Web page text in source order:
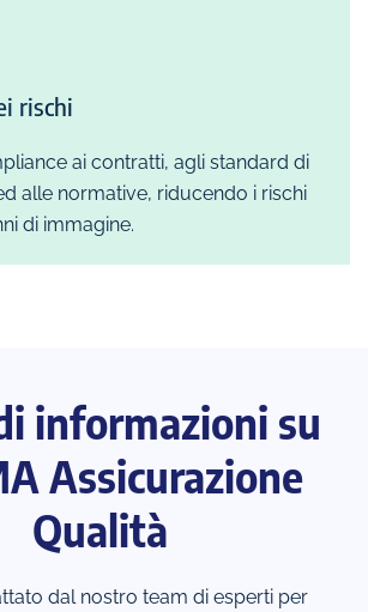
rischi
ai contratti, agli standard di
alle normative, riducendo i rischi
di immagine.
informazioni su
Assicurazione
Qualità
dal nostro team di esperti per